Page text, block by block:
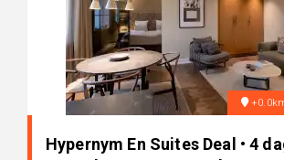
Hypernym En Suites Deal • 4